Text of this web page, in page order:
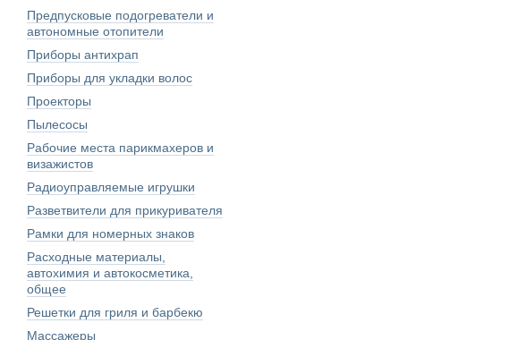
Предпусковые подогреватели и
автономные отопители
Приборы антихрап
Приборы для укладки волос
Проекторы
Пылесосы
Рабочие места парикмахеров и
визажистов
Радиоуправляемые игрушки
Разветвители для прикуривателя
Рамки для номерных знаков
Расходные материалы,
автохимия и автокосметика,
общее
Решетки для гриля и барбекю
Массажеры